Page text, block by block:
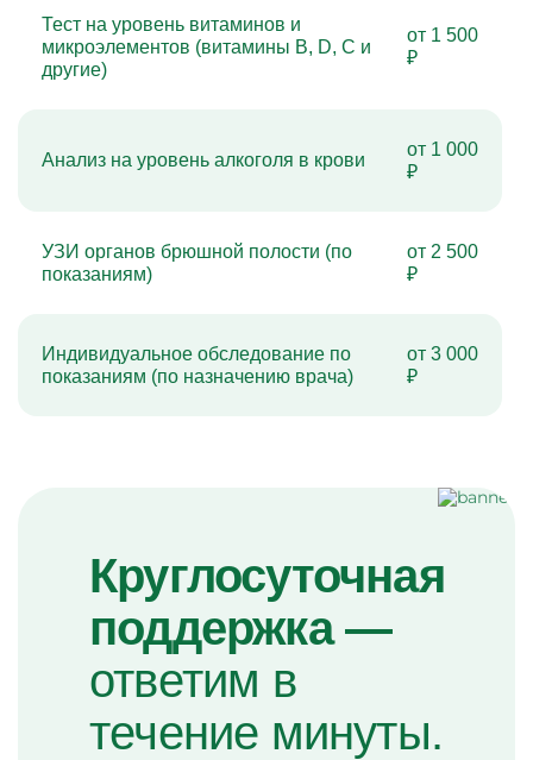
Тест на уровень витаминов и
микроэлементов (витамины B, D, C и
другие)
от 1 500
₽
Анализ на уровень алкоголя в крови
от 1 000
₽
УЗИ органов брюшной полости (по
показаниям)
от 2 500
₽
Индивидуальное обследование по
показаниям (по назначению врача)
от 3 000
₽
Круглосуточная
поддержка —
ответим в
течение минуты.